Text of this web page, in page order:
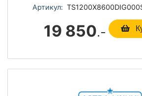
Артикул:
19 850.-